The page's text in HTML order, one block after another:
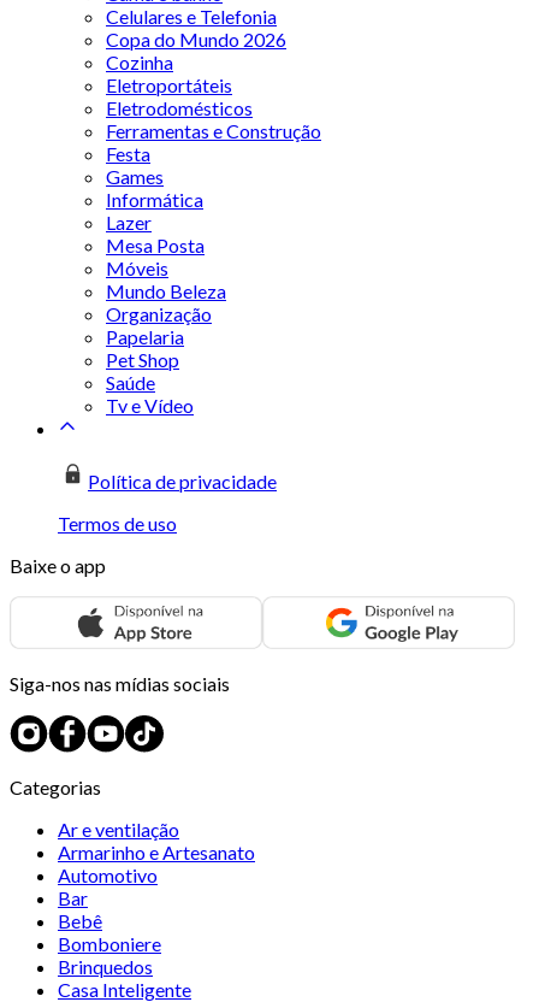
Celulares e Telefonia
Copa do Mundo 2026
Cozinha
Eletroportáteis
Eletrodomésticos
Ferramentas e Construção
Festa
Games
Informática
Lazer
Mesa Posta
Móveis
Mundo Beleza
Organização
Papelaria
Pet Shop
Saúde
Tv e Vídeo
Política de privacidade
Termos de uso
Baixe o app
Siga-nos nas mídias sociais
Categorias
Ar e ventilação
Armarinho e Artesanato
Automotivo
Bar
Bebê
Bomboniere
Brinquedos
Casa Inteligente